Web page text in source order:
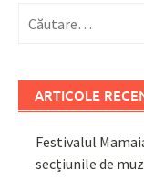
după:
ARTICOLE
Festivalul
secțiunile de